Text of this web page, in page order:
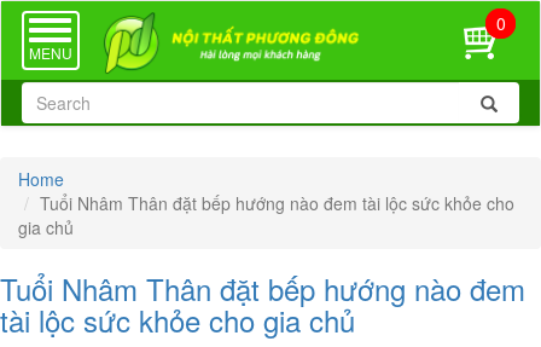
TOGGLE
NAVIGATION
MENU
0
Home
Tuổi Nhâm Thân đặt bếp hướng nào đem tài lộc sức khỏe cho
gia chủ
Tuổi Nhâm Thân đặt bếp hướng nào đem
tài lộc sức khỏe cho gia chủ